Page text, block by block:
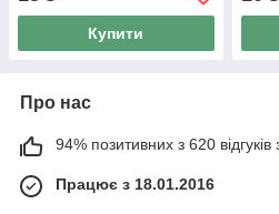
Купити
Про нас
94% позитивних з 620 відгуків
Працює з 18.01.2016